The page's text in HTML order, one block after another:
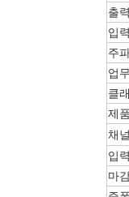
출
입
주
업
클
제
채
입
마